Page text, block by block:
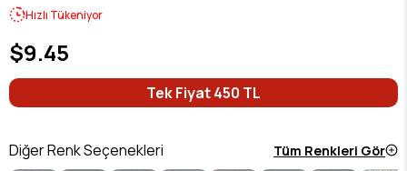
Hızlı Tükeniyor
$9.45
Tek Fiyat 450 TL
Diğer Renk Seçenekleri Tüm Renkleri Gör